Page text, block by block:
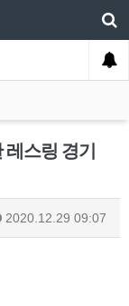
레스링 경기
2020.12.29 09:07